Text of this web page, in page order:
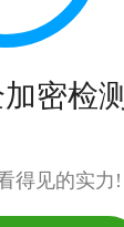
密检测
得见的实力!